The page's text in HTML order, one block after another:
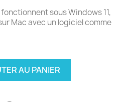
sous Windows 11,
sur Mac avec un logiciel comme
AU PANIER